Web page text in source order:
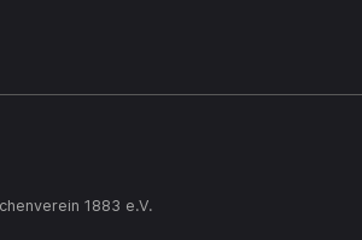
1883 e.V.